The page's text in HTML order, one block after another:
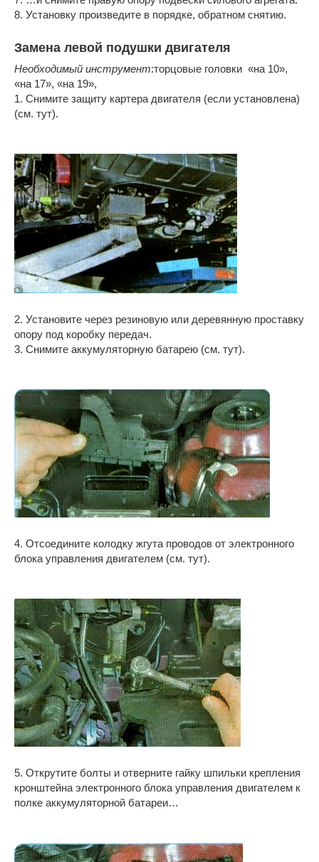
8. Установку произведите в порядке, обратном снятию.
Замена левой подушки двигателя
Необходимый инструмент:торцовые головки «на 10»,
«на 17», «на 19»,
1. Снимите защиту картера двигателя (если установлена)
(см. тут).
2. Установите через резиновую или деревянную проставку
опору под коробку передач.
3. Снимите аккумуляторную батарею (см. тут).
4. Отсоедините колодку жгута проводов от электронного
блока управления двигателем (см. тут).
5. Открутите болты и отверните гайку шпильки крепления
кронштейна электронного блока управления двигателем к
полке аккумуляторной батареи…